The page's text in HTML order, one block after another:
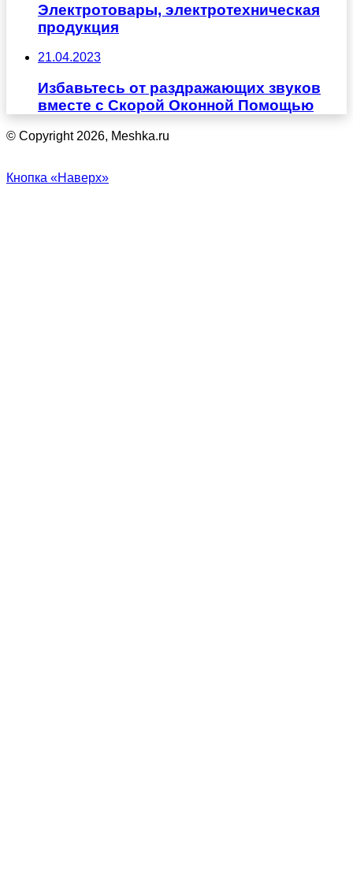
Электротовары, электротехническая
продукция
21.04.2023
Избавьтесь от раздражающих звуков
вместе с Скорой Оконной Помощью
© Copyright 2026, Meshka.ru
Кнопка «Наверх»